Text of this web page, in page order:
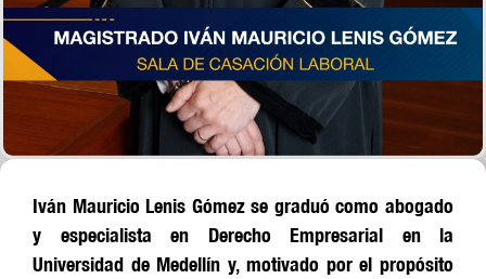
Iván Mauricio Lenis Gómez se graduó como abogado
y especialista en Derecho Empresarial en la
Universidad de Medellín y, motivado porel propósito